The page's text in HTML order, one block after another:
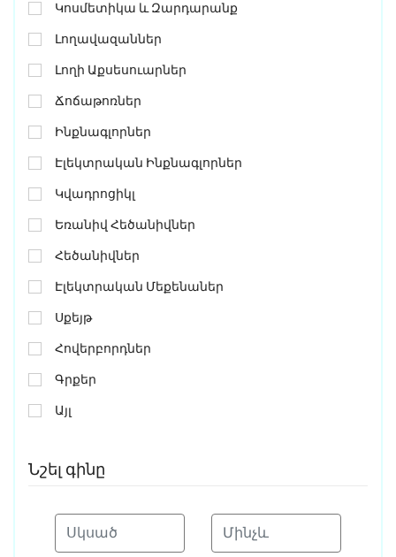
Կոսմետիկա ԵՒ Զարդարանք
Լողավազաններ
Լողի Աքսեսուարներ
Ճոճաթոռներ
Ինքնագլորներ
Էլեկտրական Ինքնագլորներ
Կվադրոցիկլ
Եռանիվ Հեծանիվներ
Հեծանիվներ
Էլեկտրական Մեքենաներ
Սքեյթ
Հովերբորդներ
Գրքեր
Այլ
Նշել գինը